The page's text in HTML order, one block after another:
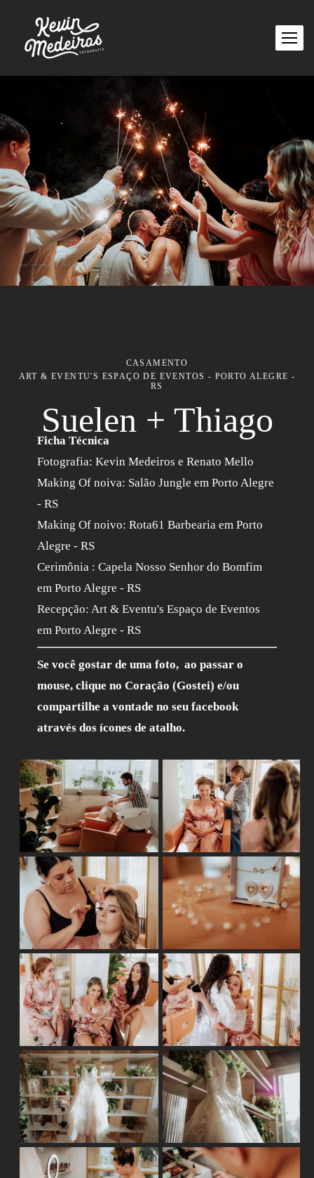
CASAMENTO
ART & EVENTU'S ESPAÇO DE EVENTOS - PORTO ALEGRE -
RS
Suelen + Thiago
Ficha Técnica
Fotografia: Kevin Medeiros e Renato Mello
Making Of noiva: Salão Jungle em Porto Alegre
- RS
Making Of noivo: Rota61 Barbearia em Porto
Alegre - RS
Cerimônia : Capela Nosso Senhor do Bomfim
em Porto Alegre - RS
Recepção: Art & Eventu's Espaço de Eventos
em Porto Alegre - RS
Se você gostar de uma foto, ao passar o
mouse, clique no Coração (Gostei) e/ou
compartilhe a vontade no seu facebook
através dos ícones de atalho.